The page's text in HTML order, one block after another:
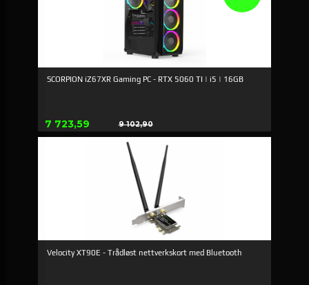
SCORPION iZ67XR Gaming PC - RTX 5060 TI | i5 | 16GB
Tilbud
7 723,59 9 102,90
Rabat
Velocity XT90E - Trådløst nettverkskort med Bluetooth